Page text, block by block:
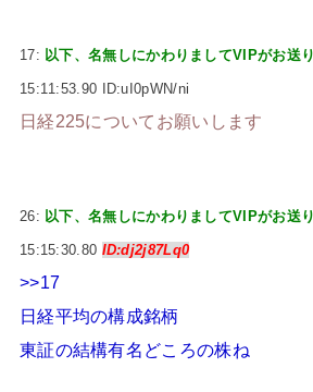
17: 以下、名無しにかわりましてVIPがお送
15:11:53.90 ID:uI0pWN/ni
日経225についてお願いします
26: 以下、名無しにかわりましてVIPがお送
15:15:30.80 ID:dj2j87Lq0
>>17
日経平均の構成銘柄
東証の結構有名どころの株ね